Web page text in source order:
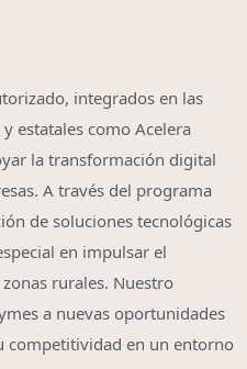
integrados en las
estatales como Acelera
la transformación digital
A través del programa
de soluciones tecnológicas
en impulsar el
rurales. Nuestro
a nuevas oportunidades
competitividad en un entorno